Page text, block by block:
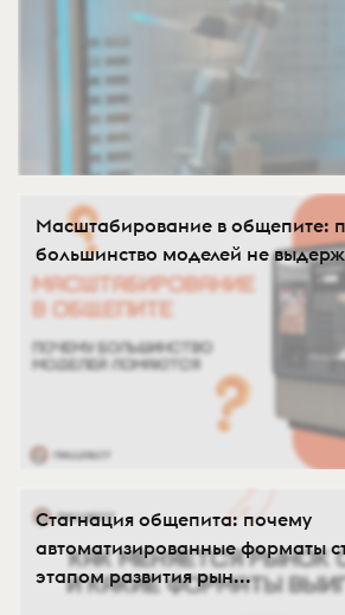
Масштабирование в общепите:
большинство моделей не
Стагнация общепита: почему
автоматизированные форматы
этапом развития рын...